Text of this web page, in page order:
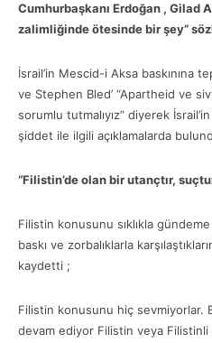
Cumhurbaşkanı Erdoğan , Gilad
zalimliğinde ötesinde bir şey”
İsrail’in Mescid-i Aksa baskınına
ve Stephen Bled’ “Apartheid ve
sorumlu tutmalıyız” diyerek
şiddet ile ilgili açıklamalarda
“Filistin’de olan bir utançtır,
Filistin konusunu sıklıkla
baskı ve zorbalıklarla
kaydetti ;
Filistin konusunu hiç sevmiyorlar.
devam ediyor Filistin veya Filistinli